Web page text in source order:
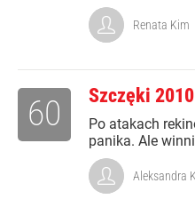
Renata Kim
Szczęki 2010
Po atakach
panika. Ale
60
Aleksandra